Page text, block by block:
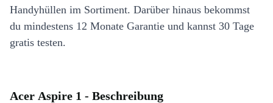
Handyhüllen im Sortiment. Darüber hinaus bekommst
du mindestens 12 Monate Garantie und kannst 30 Tage
gratis testen.
Acer Aspire 1 - Beschreibung